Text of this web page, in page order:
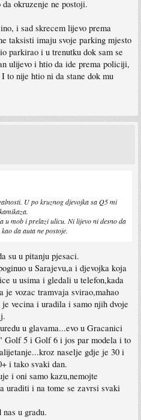
okruzenje ne postoji.
i sad skrecem lijevo prema
taksisti imaju svoje parking mjesto
parkirao i u trenutku dok sam se
ulijevo i htio da ide prema policiji,
to nije htio ni da stane dok mu
U po kruznog djevojka sa Q5 mi
u mob i prelazi ulicu. Ni lijevo ni desno da
da auta ne postoje.
su u pitanju pjesaci.
u Sarajevu,a i djevojka koja
u usima i gledali u telefon,kada
vozac tramvaja svirao,mahao
vecina i uradila i samo njih dvoje
u glavama...evo u Gracanici
Golf 5 i Golf 6 i jos par modela i to
naselje gdje je 30 i
i tako svaki dan.
i oni samo kazu,nemojte
uraditi i na tome se zavrsi svaki
u gradu.